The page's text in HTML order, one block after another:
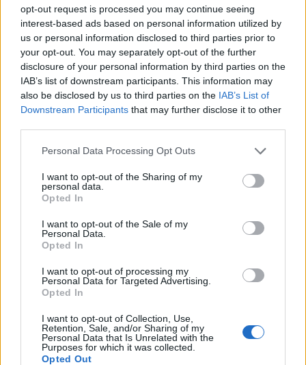
opt-out request is processed you may continue seeing
interest-based ads based on personal information utilized by
us or personal information disclosed to third parties prior to
your opt-out. You may separately opt-out of the further
disclosure of your personal information by third parties on the
IAB’s list of downstream participants. This information may
also be disclosed by us to third parties on the IAB’s List of
Downstream Participants that may further disclose it to other
Personal Data Processing Opt Outs
I want to opt-out of the Sharing of my
personal data.
Opted In
I want to opt-out of the Sale of my
Personal Data.
Opted In
I want to opt-out of processing my
Personal Data for Targeted Advertising.
Opted In
I want to opt-out of Collection, Use,
Retention, Sale, and/or Sharing of my
Personal Data that Is Unrelated with the
Purposes for which it was collected.
Opted Out